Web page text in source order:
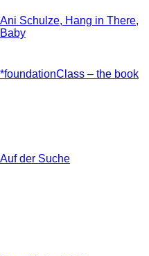
Ani Schulze, Hang in There,
Baby
*foundationClass – the book
Auf der Suche